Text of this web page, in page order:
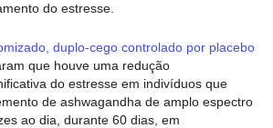
do estresse.
duplo-cego controlado por placebo
que houve uma redução
do estresse em indivíduos que
de ashwagandha de amplo espectro
ao dia, durante 60 dias, em